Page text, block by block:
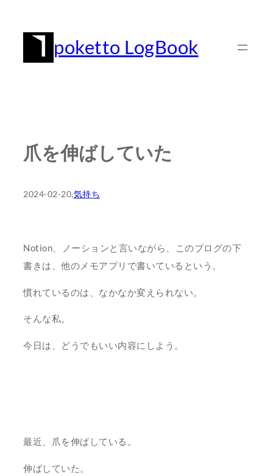
poketto LogBook
爪を伸ばしていた
2024-02-20,気持ち
Notion、ノーションと言いながら、このブログの下
書きは、他のメモアプリで書いているという。
慣れているのは、なかなか変えられない。
そんな私。
今日は、どうでもいい内容にしよう。
最近、爪を伸ばしている。
伸ばしていた。